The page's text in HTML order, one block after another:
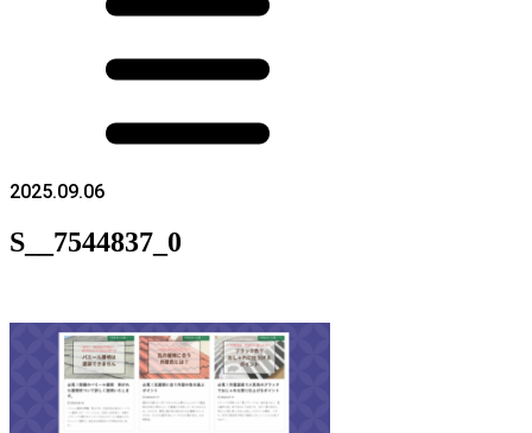
2025.09.06
S__7544837_0